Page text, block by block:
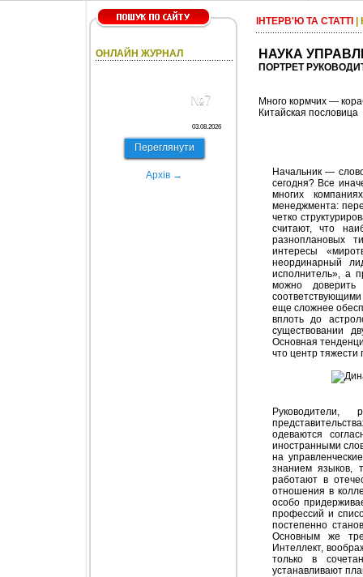
ОНЛАЙН ЖУРНАЛ
№7
03.08.2026
Переглянути
Архів →
ІНТЕРВ'Ю ТА СТАТТІ
НАУКА
ПОРТРЕТ
Много кормчих —
Китайская пословица
Начальник —
сегодня? Все
многих
менеджмента:
четко
считают, что
разноплановых
интересы
неординарный
исполнитель», а
можно доверить
еще сложнее
вплоть до
существовании
Основная
что центр
одеваются
иностранными
на
знанием языков,
работают в
отношения в
особо
профессий и
постепенно
Основным же
Интеллект,
только в
устанавливают